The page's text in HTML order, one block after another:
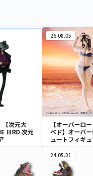
【次元大
ⅢRD 次元
26.08.05
【オーバーロ
ベド】オーバ
ュートフィギ
24.05.31